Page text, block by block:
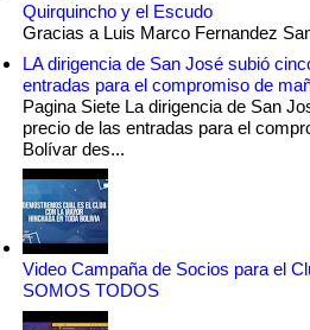
Quirquincho y el Escudo
Gracias a Luis Marco Fernandez
LA dirigencia de San José subió
entradas para el compromiso de
Pagina Siete La dirigencia de San
precio de las entradas para el
Bolívar des...
Video Campaña de Socios para el
SOMOS TODOS